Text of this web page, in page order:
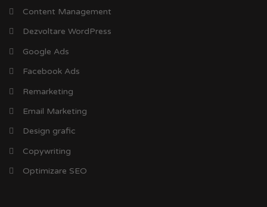
Content Management
Dezvoltare WordPress
Google Ads
Facebook Ads
Remarketing
Email Marketing
Design grafic
Copywriting
Optimizare SEO